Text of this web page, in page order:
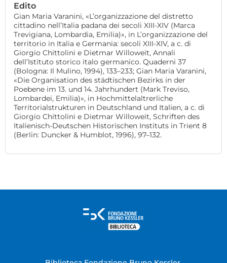
Edito
Gian Maria Varanini, «L’organizzazione del distretto
cittadino nell’Italia padana dei secoli XIII-XIV (Marca
Trevigiana, Lombardia, Emilia)», in L’organizzazione del
territorio in Italia e Germania: secoli XIII-XIV, a c. di
Giorgio Chittolini e Dietmar Willoweit, Annali
dell’Istituto storico italo germanico. Quaderni 37
(Bologna: Il Mulino, 1994), 133–233; Gian Maria Varanini,
«Die Organisation des städtischen Bezirks in der
Poebene im 13. und 14. Jahrhundert (Mark Treviso,
Lombardei, Emilia)», in Hochmittelaltrerliche
Territorialstrukturen in Deutschland und Italien, a c. di
Giorgio Chittolini e Dietmar Willoweit, Schriften des
Italienisch-Deutschen Historischen Instituts in Trient 8
(Berlin: Duncker & Humblot, 1996), 97–132.